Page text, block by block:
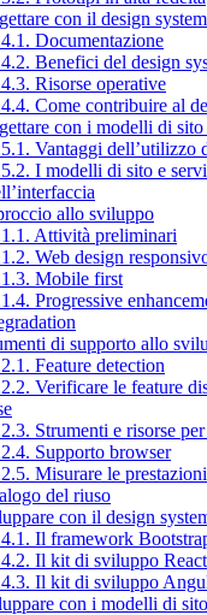
con il design
Documentazione
Benefici del design
Risorse operative
Come contribuire al
con i modelli di sito
Vantaggi dell’utilizzo
I modelli di sito e
allo sviluppo
Attività preliminari
Web design
Mobile first
Progressive
di supporto allo
Feature detection
Verificare le feature
Strumenti e risorse
Supporto browser
Misurare le prestazioni
del riuso
con il design
Il framework
Il kit di sviluppo React
Il kit di sviluppo
con i modelli di